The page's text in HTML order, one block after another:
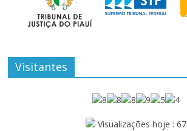
Visitantes
Visualizações hoje : 67